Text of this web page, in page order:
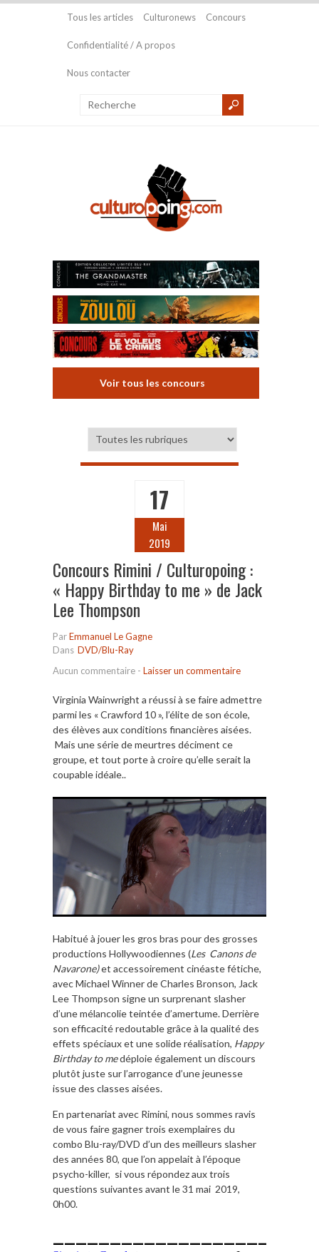
Tous les articles Culturonews Concours
Confidentialité / A propos
Nous contacter
Voir tous les concours
17
Mai
2019
Concours Rimini / Culturopoing :
« Happy Birthday to me » de Jack
Lee Thompson
ParEmmanuel Le Gagne
Dans DVD/Blu-Ray
Aucun commentaire - Laisser un commentaire
Virginia Wainwright a réussi à se faire admettre
parmi les « Crawford 10 », l’élite de son école,
des élèves aux conditions financières aisées.
Mais une série de meurtres déciment ce
groupe, et tout porte à croire qu’elle serait la
coupable idéale..
Habitué à jouer les gros bras pour des grosses
productions Hollywoodiennes (Les Canons de
Navarone)et accessoirement cinéaste fétiche,
avec Michael Winner de Charles Bronson, Jack
Lee Thompson signe un surprenant slasher
d’une mélancolie teintée d’amertume. Derrière
son efficacité redoutable grâce à la qualité des
effets spéciaux et une solide réalisation, Happy
Birthday to medéploie également un discours
plutôt juste sur l’arrogance d’une jeunesse
issue des classes aisées.
En partenariat avec Rimini, nous sommes ravis
de vous faire gagner trois exemplaires du
combo Blu-ray/DVD d’un des meilleurs slasher
des années 80, que l’on appelait à l’époque
psycho-killer, si vous répondez aux trois
questions suivantes avant le 31 mai 2019,
0h00.